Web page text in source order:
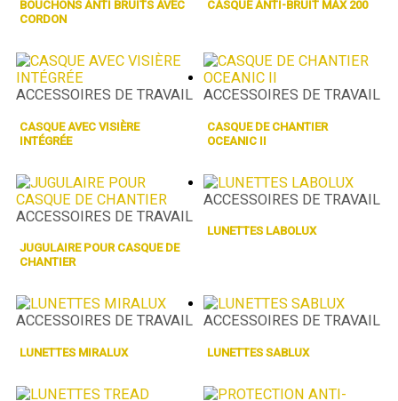
BOUCHONS ANTI BRUITS AVEC
CORDON
CASQUE ANTI-BRUIT MAX 200
ACCESSOIRES DE TRAVAIL
CASQUE AVEC VISIÈRE
INTÉGRÉE
ACCESSOIRES DE TRAVAIL
CASQUE DE CHANTIER
OCEANIC II
ACCESSOIRES DE TRAVAIL
JUGULAIRE POUR CASQUE DE
CHANTIER
ACCESSOIRES DE TRAVAIL
LUNETTES LABOLUX
ACCESSOIRES DE TRAVAIL
LUNETTES MIRALUX
ACCESSOIRES DE TRAVAIL
LUNETTES SABLUX